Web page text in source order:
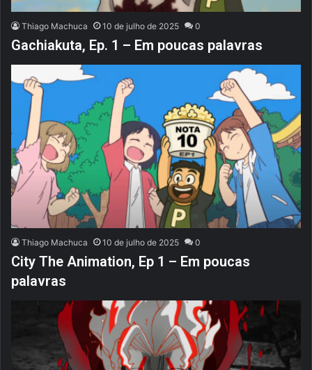
Thiago Machuca 10 de julho de 2025 0
Gachiakuta, Ep. 1 – Em poucas palavras
Thiago Machuca 10 de julho de 2025 0
City The Animation, Ep 1 – Em poucas
palavras